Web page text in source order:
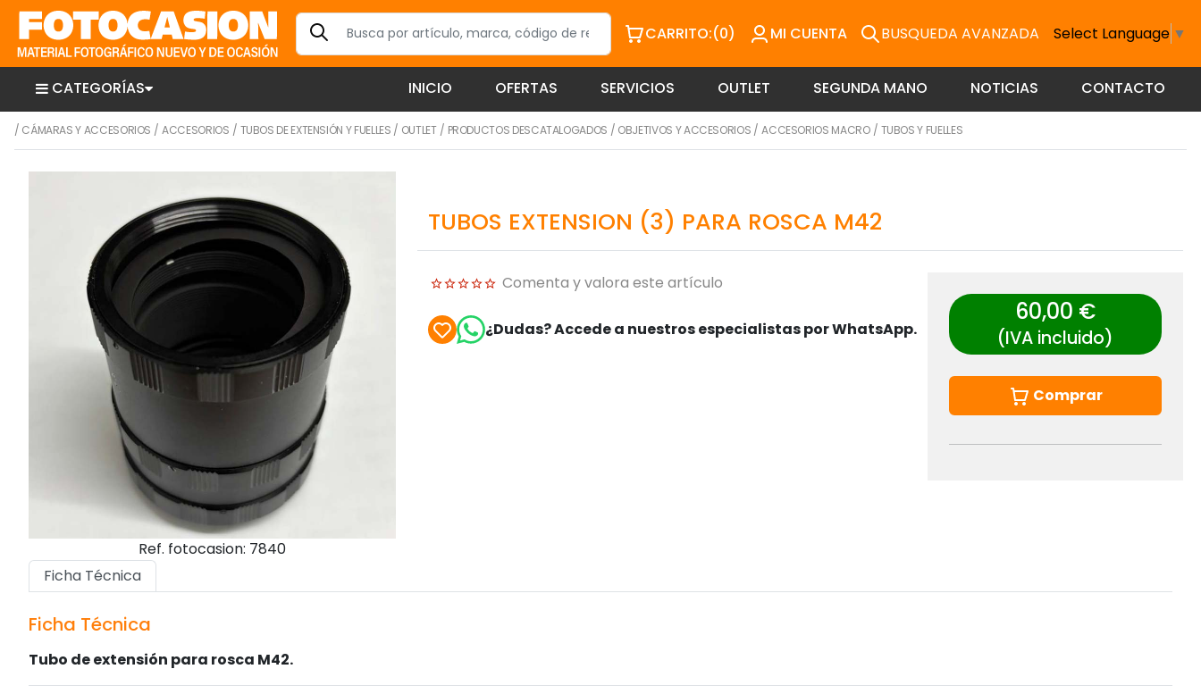
CARRITO:(0) MI CUENTA BUSQUEDA AVANZADA Select Language ▼
CATEGORÍAS INICIO OFERTAS SERVICIOS OUTLET SEGUNDA MANO NOTICIAS CONTACTO
/ CÁMARAS Y ACCESORIOS /ACCESORIOS / TUBOS DE EXTENSIÓN Y FUELLES / OUTLET/ PRODUCTOS DESCATALOGADOS / OBJETIVOS Y ACCESORIOS /ACCESORIOS MACRO/ TUBOS Y FUELLES
Ref. fotocasion: 7840
TUBOS EXTENSION (3) PARA ROSCA M42
Comenta y valora este artículo
¿Dudas? Accede a nuestros especialistas por WhatsApp.
60,00 €
(IVA incluido)
Comprar
Ficha Técnica
Ficha Técnica
Tubo de extensión para rosca M42.